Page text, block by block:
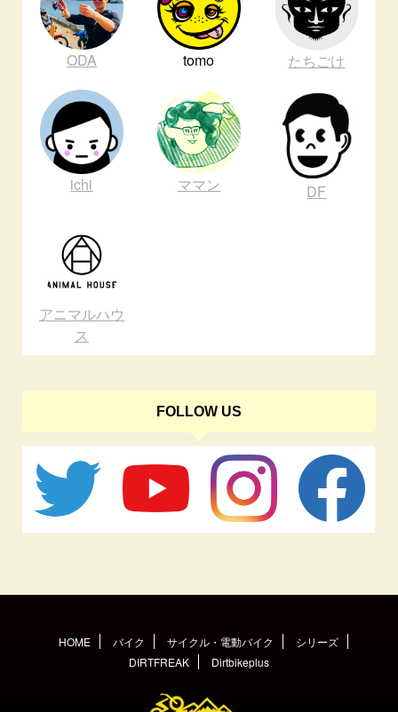
ODA tomo たちごけ
ichi ママン DF
アニマルハウ
ス
FOLLOW US
HOME バイク サイクル・電動バイク
シリーズ
DIRTFREAK
Dirtbikeplus